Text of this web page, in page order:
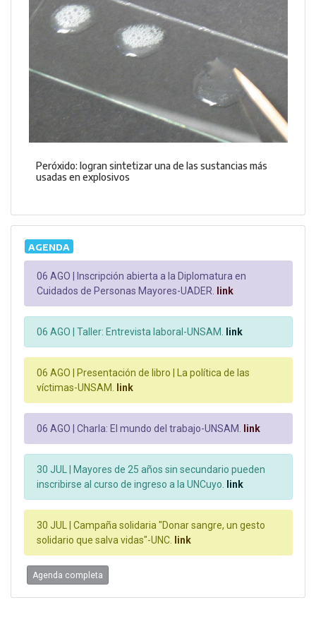
Peróxido: logran sintetizar una de las sustancias más
usadas en explosivos
AGENDA
06 AGO |
Inscripción abierta a la Diplomatura en
Cuidados de Personas Mayores-UADER.
link
06 AGO | Taller: Entrevista laboral-UNSAM. link
06 AGO |
Presentación de libro | La política de las
víctimas-UNSAM.
link
06 AGO | Charla: El mundo del trabajo-UNSAM. link
30 JUL |
Mayores de 25 años sin secundario pueden
inscribirse al curso de ingreso a la UNCuyo.
link
30 JUL |
Campaña solidaria "Donar sangre, un gesto
solidario que salva vidas"-UNC.
link
Agenda completa